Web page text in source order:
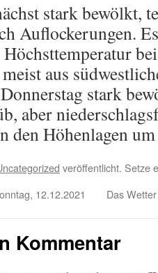
stark bewölkt,
Auflockerungen.
aus
stark
aber
den Höhenlagen
veröffentlicht. Setze
12.12.2021 Das
Kommentar